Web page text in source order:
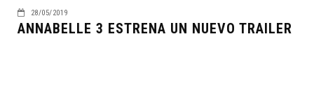
28/05/2019
ANNABELLE 3 ESTRENA UN NUEVO TRAILER